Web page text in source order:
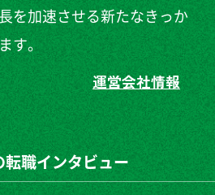
を加速させる新たなきっか
す。
運営会社情報
転職インタビュー